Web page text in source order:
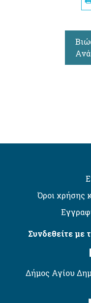
Όροι χρήσης
Συνδεθείτε με
Δήμος Αγίου